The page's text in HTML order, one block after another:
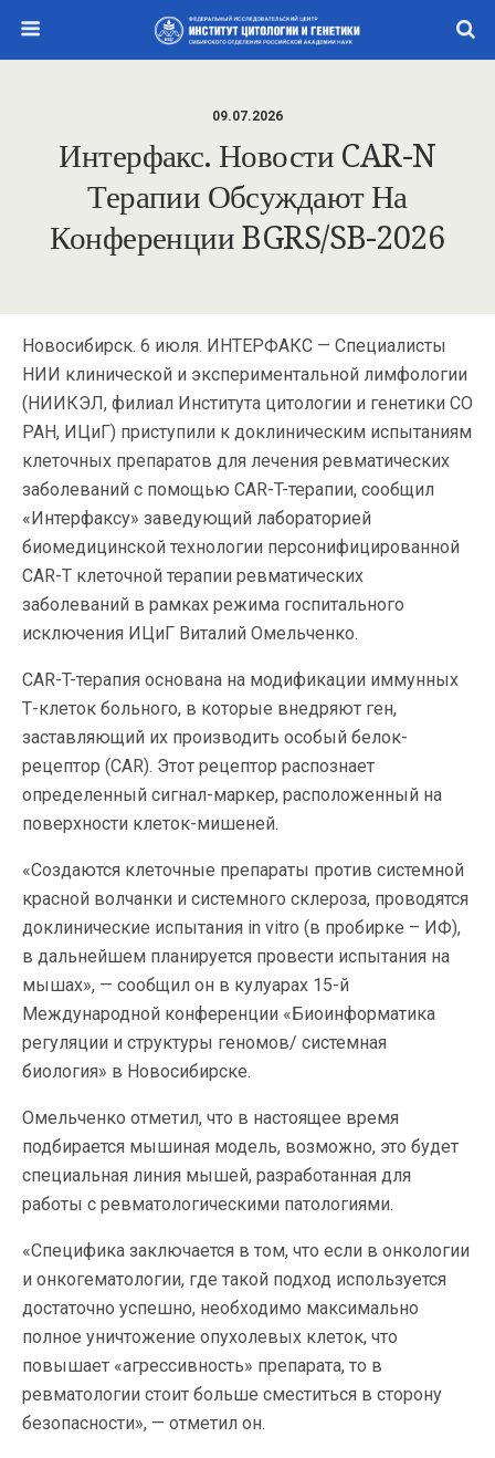
09.07.2026
Интерфакс. Новости CAR-N
Терапии Обсуждают На
Конференции BGRS/SB-2026
Новосибирск. 6 июля. ИНТЕРФАКС — Специалисты
НИИ клинической и экспериментальной лимфологии
(НИИКЭЛ, филиал Института цитологии и генетики СО
РАН, ИЦиГ) приступили к доклиническим испытаниям
клеточных препаратов для лечения ревматических
заболеваний с помощью CAR-T-терапии, сообщил
«Интерфаксу» заведующий лабораторией
биомедицинской технологии персонифицированной
CAR-T клеточной терапии ревматических
заболеваний в рамках режима госпитального
исключения ИЦиГ Виталий Омельченко.
CAR-T-терапия основана на модификации иммунных
Т-клеток больного, в которые внедряют ген,
заставляющий их производить особый белок-
рецептор (CAR). Этот рецептор распознает
определенный сигнал-маркер, расположенный на
поверхности клеток-мишеней.
«Создаются клеточные препараты против системной
красной волчанки и системного склероза, проводятся
доклинические испытания in vitro (в пробирке – ИФ),
в дальнейшем планируется провести испытания на
мышах», — сообщил он в кулуарах 15-й
Международной конференции «Биоинформатика
регуляции и структуры геномов/ системная
биология» в Новосибирске.
Омельченко отметил, что в настоящее время
подбирается мышиная модель, возможно, это будет
специальная линия мышей, разработанная для
работы с ревматологическими патологиями.
«Специфика заключается в том, что если в онкологии
и онкогематологии, где такой подход используется
достаточно успешно, необходимо максимально
полное уничтожение опухолевых клеток, что
повышает «агрессивность» препарата, то в
ревматологии стоит больше сместиться в сторону
безопасности», — отметил он.